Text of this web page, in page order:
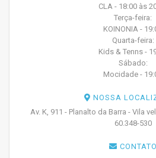
CLA - 18:00 às
Terça-feira:
KOINONIA -
Quarta-feira:
Kids & Tenns -
Sábado:
Mocidade -
NOSSA
Av. K, 911 - Planalto da Barra - Vila
60.348-530
CONTATO